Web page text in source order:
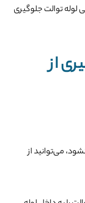
لوله توالت جلوگیری
از
می‌توانید از